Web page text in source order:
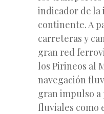
indicador de
continente. A
carreteras y
gran red
los Pirineos al
navegación
gran impulso
fluviales como